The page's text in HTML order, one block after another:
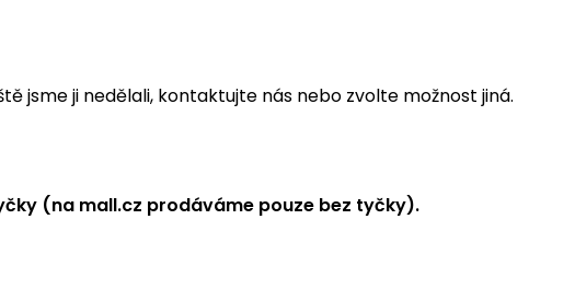
jsme ji nedělali, kontaktujte nás nebo zvolte možnost jiná.
(na mall.cz prodáváme pouze bez tyčky).